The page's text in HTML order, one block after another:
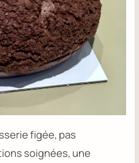
figée, pas
soignées, une